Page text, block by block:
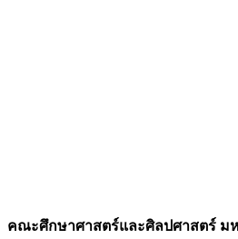
คณะศึกษาศาสตร์และศิลปศาสตร์ ม